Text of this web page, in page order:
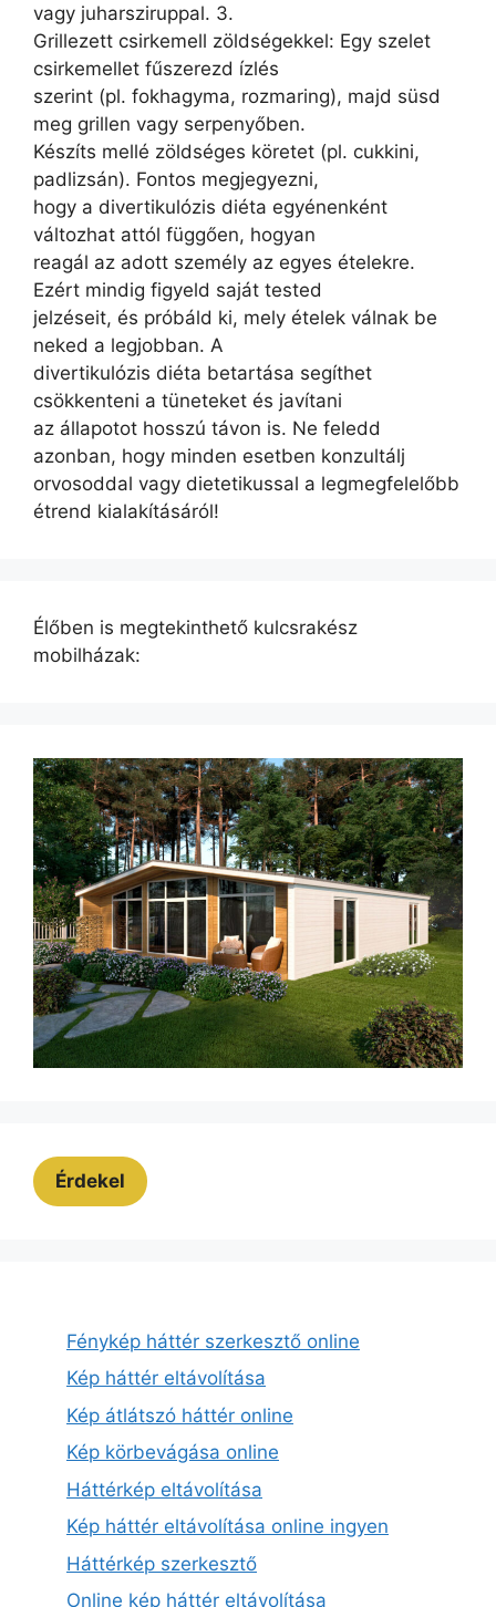
vagy juharsziruppal. 3.
Grillezett csirkemell zöldségekkel: Egy szelet
csirkemellet fűszerezd ízlés
szerint (pl. fokhagyma, rozmaring), majd süsd
meg grillen vagy serpenyőben.
Készíts mellé zöldséges köretet (pl. cukkini,
padlizsán). Fontos megjegyezni,
hogy a divertikulózis diéta egyénenként
változhat attól függően, hogyan
reagál az adott személy az egyes ételekre.
Ezért mindig figyeld saját tested
jelzéseit, és próbáld ki, mely ételek válnak be
neked a legjobban. A
divertikulózis diéta betartása segíthet
csökkenteni a tüneteket és javítani
az állapotot hosszú távon is. Ne feledd
azonban, hogy minden esetben konzultálj
orvosoddal vagy dietetikussal a legmegfelelőbb
étrend kialakításáról!
Élőben is megtekinthető kulcsrakész
mobilházak:
Érdekel
Fénykép háttér szerkesztő online
Kép háttér eltávolítása
Kép átlátszó háttér online
Kép körbevágása online
Háttérkép eltávolítása
Kép háttér eltávolítása online ingyen
Háttérkép szerkesztő
Online kép háttér eltávolítása